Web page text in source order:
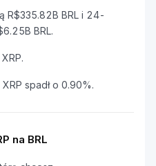
R$335.82B BRL i 24-
BRL.
spadł o 0.90%.
na BRL